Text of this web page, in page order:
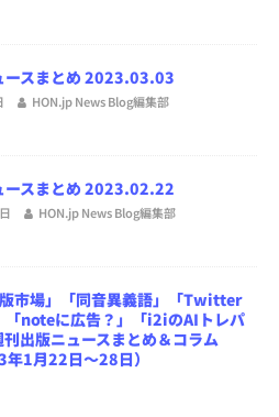
ースまとめ 2023.03.03
HON.jp News Blog編集部
ースまとめ 2023.02.22
HON.jp News Blog編集部
版市場」「同音異義語」「Twitter
「noteに広告？」「i2iのAIトレパ
刊出版ニュースまとめ＆コラム
1月22日～28日）